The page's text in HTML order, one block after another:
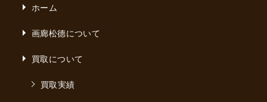
ホーム
画廊松德について
買取について
買取実績